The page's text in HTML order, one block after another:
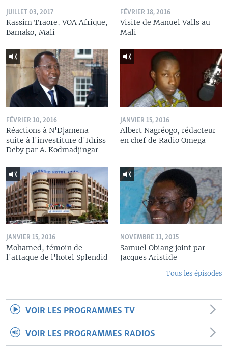
JUILLET 03, 2017
Kassim Traore, VOA Afrique,
Bamako, Mali
FÉVRIER 18, 2016
Visite de Manuel Valls au
Mali
FÉVRIER 10, 2016
Réactions à N'Djamena
suite à l'investiture d'Idriss
Deby par A. Kodmadjingar
JANVIER 15, 2016
Albert Nagréogo, rédacteur
en chef de Radio Omega
JANVIER 15, 2016
Mohamed, témoin de
l'attaque de l'hotel Splendid
NOVEMBRE 11, 2015
Samuel Obiang joint par
Jacques Aristide
Tous les épisodes
VOIR LES PROGRAMMES TV
VOIR LES PROGRAMMES RADIOS